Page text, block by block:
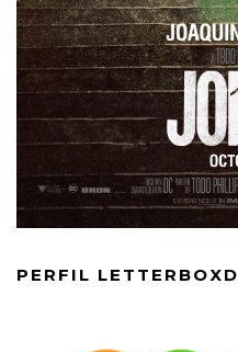
PERFIL LETTERBOXD